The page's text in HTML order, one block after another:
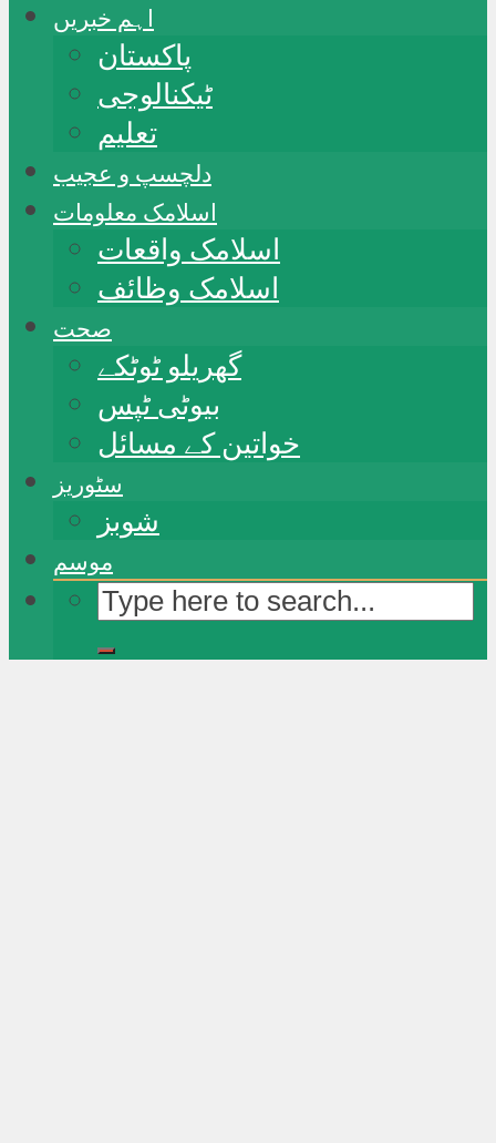
اہم خبریں
پاکستان
ٹیکنالوجی
تعلیم
دلچسپ و عجیب
اسلامک معلومات
اسلامک واقعات
اسلامک وظائف
صحت
گھریلو ٹوٹکے
بیوٹی ٹپس
خواتین کے مسائل
سٹوریز
شوبز
موسم